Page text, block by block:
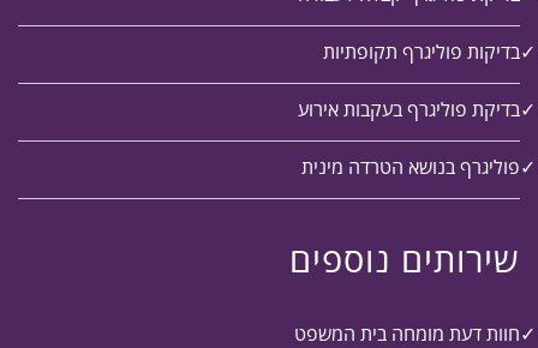
בדיקות פוליגרף תקופתיות
בדיקת פוליגרף בעקבות אירוע
פוליגרף בנושא הטרדה מינית
שירותים נוספים
חוות דעת מומחה בית המשפט